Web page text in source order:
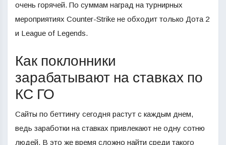
очень горячей. По суммам наград на турнирных
мероприятиях Counter-Strike не обходит только Дота 2
и League of Legends.
Как поклонники
зарабатывают на ставках по
КС ГО
Сайты по беттингу сегодня растут с каждым днем,
ведь заработки на ставках привлекают не одну сотню
людей. В это же время сложно найти среди такого